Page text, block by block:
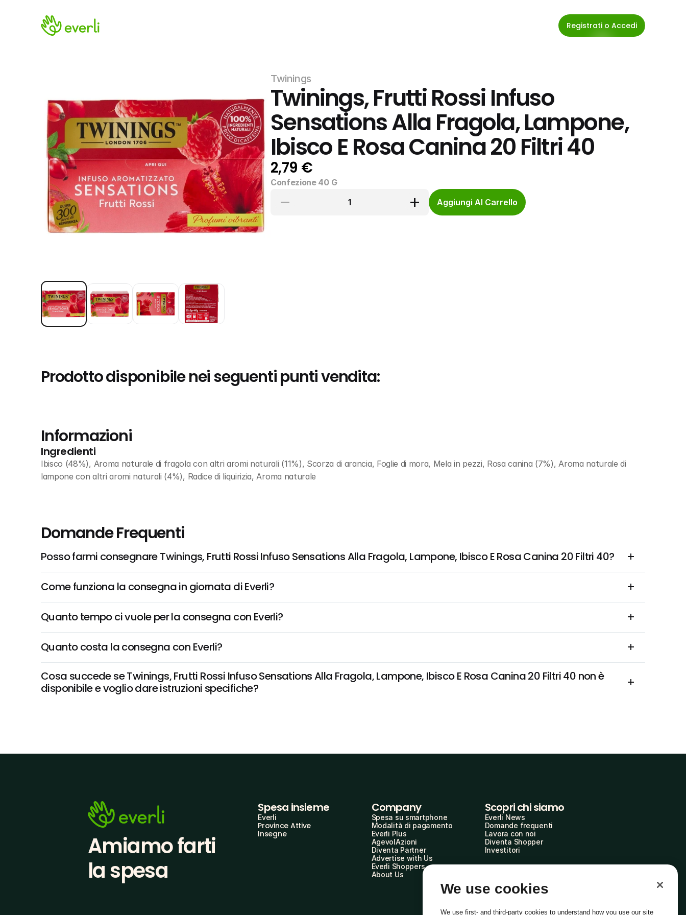
Registrati o Accedi
Twinings
Twinings, Frutti Rossi Infuso
Sensations Alla Fragola, Lampone,
Ibisco E Rosa Canina 20 Filtri 40
2,79 €
Confezione 40 G
1
Aggiungi Al Carrello
Prodotto disponibile nei seguenti punti vendita:
Informazioni
Ingredienti
Ibisco (48%), Aroma naturale di fragola con altri aromi naturali (11%), Scorza di arancia, Foglie di mora, Mela in pezzi, Rosa canina (7%), Aroma naturale di
lampone con altri aromi naturali (4%), Radice di liquirizia, Aroma naturale
Domande Frequenti
Posso farmi consegnare Twinings, Frutti Rossi Infuso Sensations Alla Fragola, Lampone, Ibisco E Rosa Canina 20 Filtri 40?
Come funziona la consegna in giornata di Everli?
Quanto tempo ci vuole per la consegna con Everli?
Quanto costa la consegna con Everli?
Cosa succede se Twinings, Frutti Rossi Infuso Sensations Alla Fragola, Lampone, Ibisco E Rosa Canina 20 Filtri 40 non è
disponibile e voglio dare istruzioni specifiche?
Amiamo farti
la spesa
Spesa insieme
Everli
Province Attive
Insegne
Company
Spesa su smartphone
Modalità di pagamento
Everli Plus
AgevolAzioni
Diventa Partner
Advertise with Us
Everli Shoppers
About Us
Scopri chi siamo
Everli News
Domande frequenti
Lavora con noi
Diventa Shopper
Investitori
We use cookies
We use first- and third-party cookies to understand how you use our site